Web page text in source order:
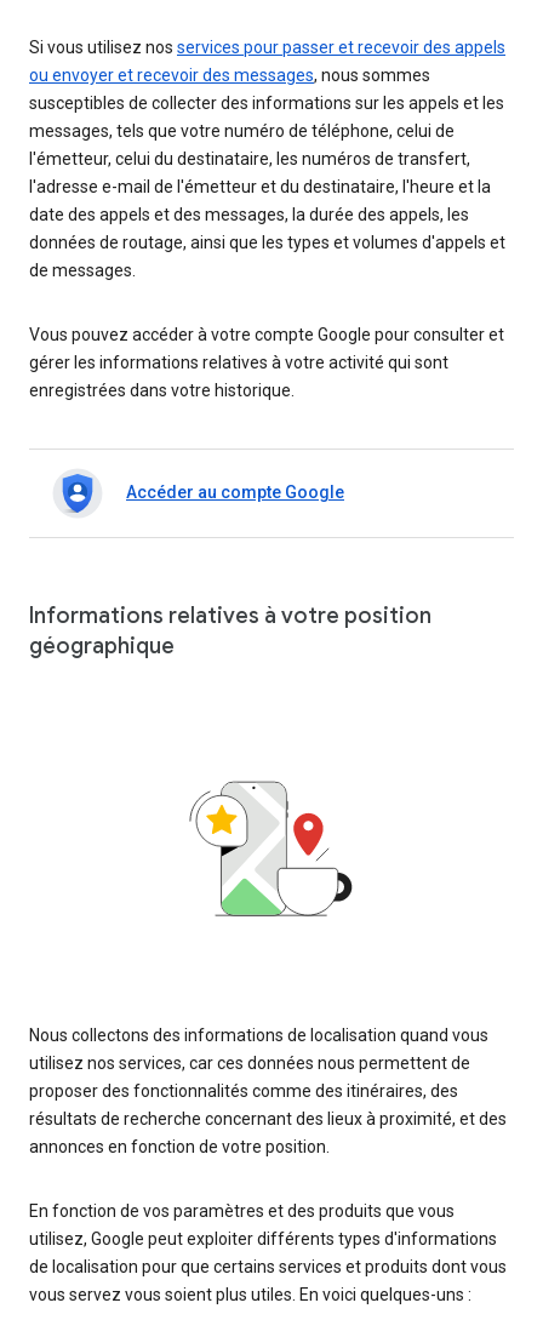
Si vous utilisez nos services pour passer et recevoir des appels
ou envoyer et recevoir des messages, nous sommes
susceptibles de collecter des informations sur les appels et les
messages, tels que votre numéro de téléphone, celui de
l'émetteur, celui du destinataire, les numéros de transfert,
l'adresse e-mail de l'émetteur et du destinataire, l'heure et la
date des appels et des messages, la durée des appels, les
données de routage, ainsi que les types et volumes d'appels et
de messages.
Vous pouvez accéder à votre compte Google pour consulter et
gérer les informations relatives à votre activité qui sont
enregistrées dans votre historique.
Accéder au compte Google
Informations relatives à votre position
géographique
Nous collectons des informations de localisation quand vous
utilisez nos services, car ces données nous permettent de
proposer des fonctionnalités comme des itinéraires, des
résultats de recherche concernant des lieux à proximité, et des
annonces en fonction de votre position.
En fonction de vos paramètres et des produits que vous
utilisez, Google peut exploiter différents types d'informations
de localisation pour que certains services et produits dont vous
vous servez vous soient plus utiles. En voici quelques-uns :